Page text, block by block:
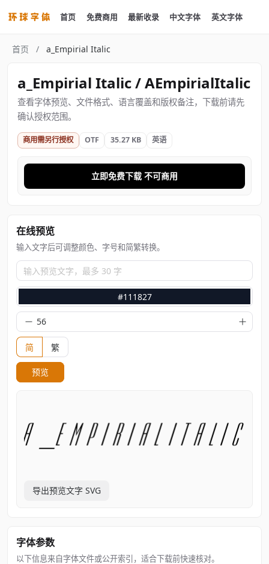
首页 免费商用 最新收录 中文字体 英文字体
首页 / a_Empirial Italic
a_Empirial Italic / AEmpirialItalic
查看字体预览、文件格式、语言覆盖和版权备注，下载前请先
确认授权范围。
商用需另行授权 OTF 35.27 KB 英语
立即免费下载 不可商用
在线预览
输入文字后可调整颜色、字号和简繁转换。
输入预览文字，最多 30 字
#111827
简 繁
预览
导出预览文字 SVG
字体参数
以下信息来自字体文件或公开索引，适合下载前快速核对。